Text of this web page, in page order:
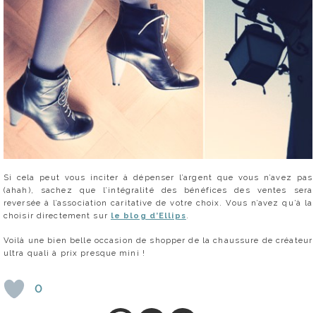
Si cela peut vous inciter à dépenser l’argent que vous n’avez pas
(ahah), sachez que l’intégralité des bénéfices des ventes sera
reversée à l’association caritative de votre choix. Vous n’avez qu’à la
choisir directement sur le blog d’Ellips.
Voilà une bien belle occasion de shopper de la chaussure de créateur
ultra quali à prix presque mini !
0